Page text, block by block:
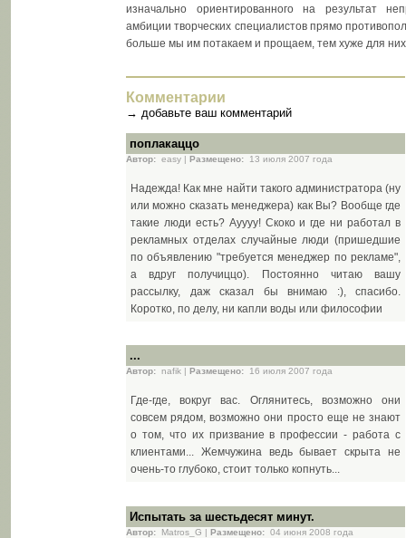
изначально ориентированного на результат
амбиции творческих специалистов прямо
больше мы им потакаем и прощаем, тем хуже для
Комментарии
→ добавьте ваш комментарий
поплакаццо
Автор: easy | Размещено: 13 июля 2007 года
Надежда! Как мне найти такого администратора (ну
или можно сказать менеджера) как Вы? Вообще где
такие люди есть? Ауууу! Скоко и где ни работал в
рекламных отделах случайные люди (пришедшие
по объявлению "требуется менеджер по рекламе",
а вдруг получиццо). Постоянно читаю вашу
рассылку, даж сказал бы внимаю :), спасибо.
Коротко, по делу, ни капли воды или философии
...
Автор: nafik | Размещено: 16 июля 2007 года
Где-где, вокруг вас. Оглянитесь, возможно они
совсем рядом, возможно они просто еще не знают
о том, что их призвание в профессии - работа с
клиентами... Жемчужина ведь бывает скрыта не
очень-то глубоко, стоит только копнуть...
Испытать за шестьдесят минут.
Автор: Matros_G | Размещено: 04 июня 2008 года